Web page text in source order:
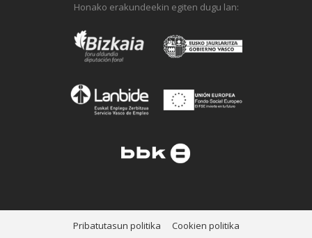
Honako erakundeekin egiten dugu lan:
Pribatutasun politika Cookien politika